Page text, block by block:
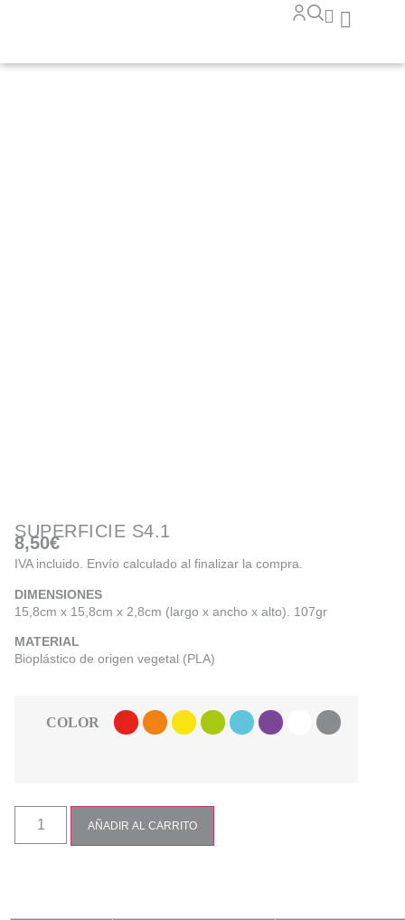
SUPERFICIE S4.1
8,50€
IVA incluido. Envío calculado al finalizar la compra.
DIMENSIONES
15,8cm x 15,8cm x 2,8cm (largo x ancho x alto). 107gr
MATERIAL
Bioplástico de origen vegetal (PLA)
COLOR
AÑADIR AL CARRITO